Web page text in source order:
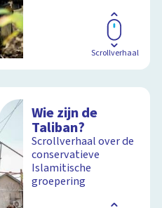
Scrollverhaal
Wie zijn de
Taliban?
Scrollverhaal over de
conservatieve
Islamitische
groepering